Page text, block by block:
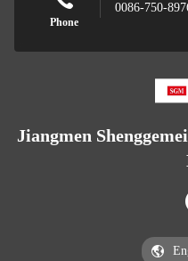
Phone
0086-750-
Jiangmen